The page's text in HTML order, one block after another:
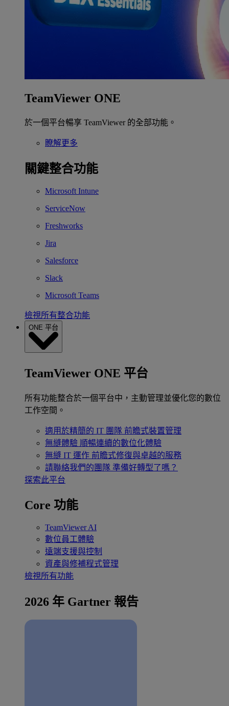
TeamViewer ONE
於一個平台暢享 TeamViewer 的全部功能。
瞭解更多
關鍵整合功能
Microsoft Intune
ServiceNow
Freshworks
Jira
Salesforce
Slack
Microsoft Teams
檢視所有整合功能
ONE 平台
TeamViewer ONE 平台
所有功能整合於一個平台中，主動管理並優化您的數位
工作空間。
適用於精簡的 IT 團隊 前瞻式裝置管理
無縫體驗 順暢連續的數位化體驗
無縫 IT 運作 前瞻式修復與卓越的服務
請聯絡我們的團隊 準備好轉型了嗎？
探索此平台
Core 功能
TeamViewer AI
數位員工體驗
遠端支援與控制
資產與修補程式管理
檢視所有功能
2026 年 Gartner 報告